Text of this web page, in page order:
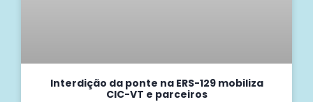
Interdição da ponte na ERS-129 mobiliza
CIC-VT e parceiros